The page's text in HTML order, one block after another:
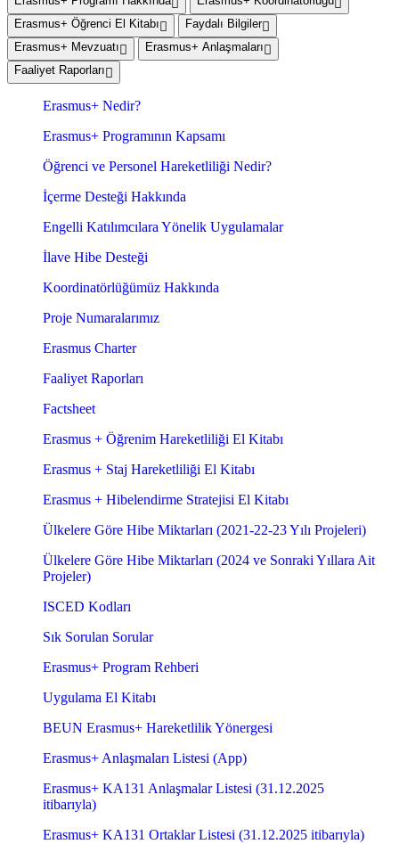
Erasmus+ Öğrenci El Kitabı
Faydalı Bilgiler
Erasmus+ Mevzuatı
Erasmus+ Anlaşmaları
Faaliyet Raporları
Erasmus+ Nedir?
Erasmus+ Programının Kapsamı
Öğrenci ve Personel Hareketliliği Nedir?
İçerme Desteği Hakkında
Engelli Katılımcılara Yönelik Uygulamalar
İlave Hibe Desteği
Koordinatörlüğümüz Hakkında
Proje Numaralarımız
Erasmus Charter
Faaliyet Raporları
Factsheet
Erasmus + Öğrenim Hareketliliği El Kitabı
Erasmus + Staj Hareketliliği El Kitabı
Erasmus + Hibelendirme Stratejisi El Kitabı
Ülkelere Göre Hibe Miktarları (2021-22-23 Yılı Projeleri)
Ülkelere Göre Hibe Miktarları (2024 ve Sonraki Yıllara Ait
Projeler)
ISCED Kodları
Sık Sorulan Sorular
Erasmus+ Program Rehberi
Uygulama El Kitabı
BEUN Erasmus+ Hareketlilik Yönergesi
Erasmus+ Anlaşmaları Listesi (App)
Erasmus+ KA131 Anlaşmalar Listesi (31.12.2025
itibarıyla)
Erasmus+ KA131 Ortaklar Listesi (31.12.2025 itibarıyla)